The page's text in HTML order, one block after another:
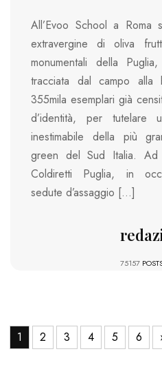
All’Evoo School a Roma
extravergine di oliva
monumentali della
tracciata dal campo alla
355mila esemplari già
d’identità, per tutelare
inestimabile della più
green del Sud Italia. Ad
Coldiretti Puglia, in
sedute d’assaggio […]
75157
1 2 3 4 5 6